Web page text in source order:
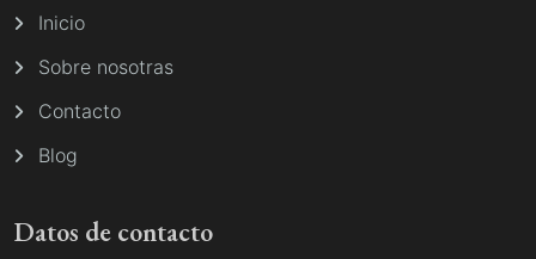
Inicio
Sobre nosotras
Contacto
Blog
Datos de contacto